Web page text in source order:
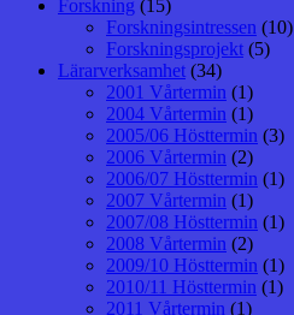
Forskning (15)
Forskningsintressen (10)
Forskningsprojekt (5)
Lärarverksamhet (34)
2001 Vårtermin (1)
2004 Vårtermin (1)
2005/06 Hösttermin (3)
2006 Vårtermin (2)
2006/07 Hösttermin (1)
2007 Vårtermin (1)
2007/08 Hösttermin (1)
2008 Vårtermin (2)
2009/10 Hösttermin (1)
2010/11 Hösttermin (1)
2011 Vårtermin (1)